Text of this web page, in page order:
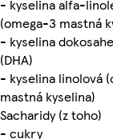
- kyselina alfa-
(omega-3 mastná
- kyselina
(DHA)
- kyselina linolová
mastná kyselina)
Sacharidy (z toho)
- cukry